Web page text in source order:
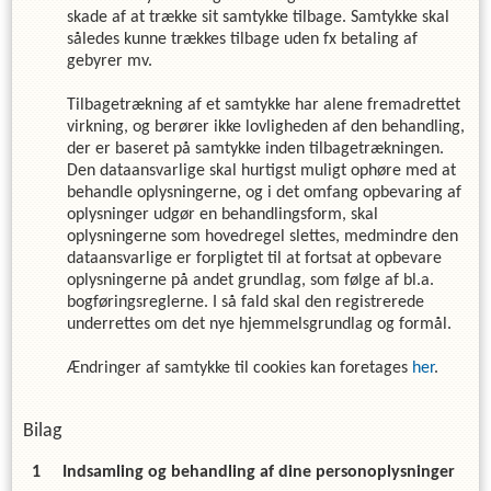
skade af at trække sit samtykke tilbage. Samtykke skal
således kunne trækkes tilbage uden fx betaling af
gebyrer mv.
Tilbagetrækning af et samtykke har alene fremadrettet
virkning, og berører ikke lovligheden af den behandling,
der er baseret på samtykke inden tilbagetrækningen.
Den dataansvarlige skal hurtigst muligt ophøre med at
behandle oplysningerne, og i det omfang opbevaring af
oplysninger udgør en behandlingsform, skal
oplysningerne som hovedregel slettes, medmindre den
dataansvarlige er forpligtet til at fortsat at opbevare
oplysningerne på andet grundlag, som følge af bl.a.
bogføringsreglerne. I så fald skal den registrerede
underrettes om det nye hjemmelsgrundlag og formål.
Ændringer af samtykke til cookies kan foretages her.
Bilag
Indsamling og behandling af dine personoplysninger